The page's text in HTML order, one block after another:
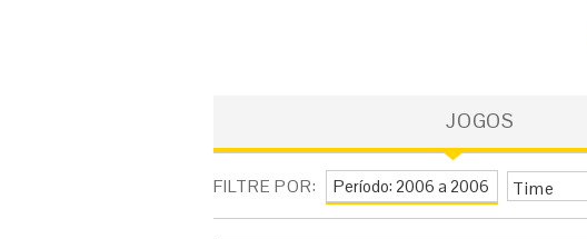
JOGOS
FILTRE POR: Time